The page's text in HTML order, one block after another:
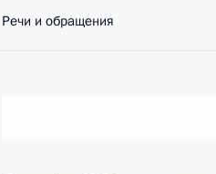
Речи и обращения